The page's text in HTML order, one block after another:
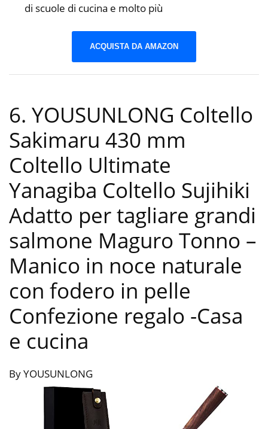
di scuole di cucina e molto più
ACQUISTA DA AMAZON
6. YOUSUNLONG Coltello
Sakimaru 430 mm
Coltello Ultimate
Yanagiba Coltello Sujihiki
Adatto per tagliare grandi
salmone Maguro Tonno –
Manico in noce naturale
con fodero in pelle
Confezione regalo -Casa
e cucina
By YOUSUNLONG